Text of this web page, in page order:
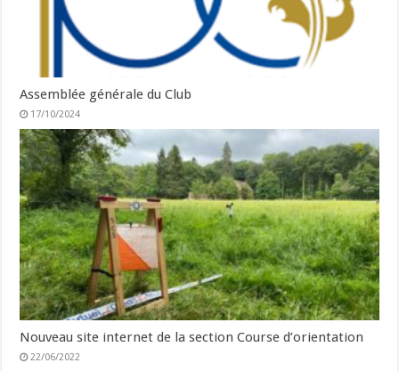
Assemblée générale du Club
17/10/2024
Nouveau site internet de la section Course d’orientation
22/06/2022